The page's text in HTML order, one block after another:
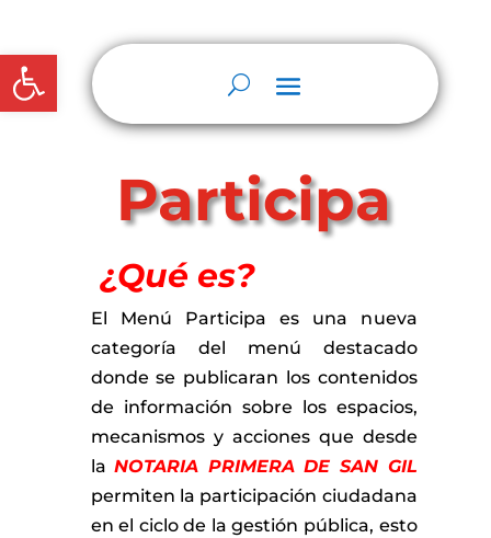
Abrir barra de herramientas
Participa
¿Qué es?
El Menú Participa es una nueva
categoría del menú destacado
donde se publicaran los contenidos
de información sobre los espacios,
mecanismos y acciones que desde
laNOTARIA PRIMERA DE SAN GIL
permiten la participación ciudadana
en el ciclo de la gestión pública, esto